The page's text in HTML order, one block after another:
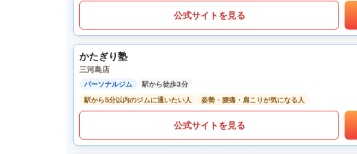
公式サイトを見る
かたぎり塾
三河島店
パーソナルジム
駅から徒歩3分
駅から5分以内のジムに通いたい人
姿勢・腰痛・肩こりが気になる人
公式サイトを見る